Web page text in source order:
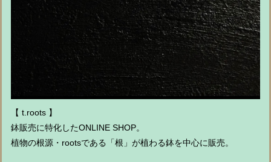
【 t.roots 】
鉢販売に特化したONLINE SHOP。
植物の根源・rootsである「根」が植わる鉢を中心に販売。